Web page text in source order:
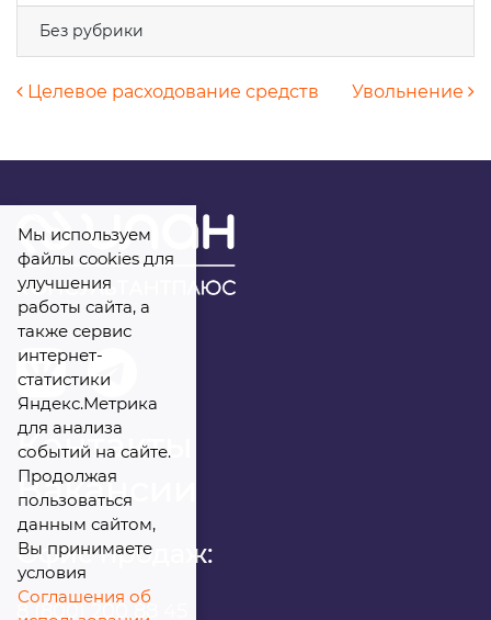
Без рубрики
Навигация по записям
Целевое расходование средств Увольнение
Контакты
Вакансии
Офис продаж:
Я даюсвое согласие
персональных данных
Мы используем
файлы cookies для
улучшения
работы сайта, а
также сервис
интернет-
статистики
Яндекс.Метрика
для анализа
событий на сайте.
Продолжая
пользоваться
данным сайтом,
Вы принимаете
условия
Соглашения об